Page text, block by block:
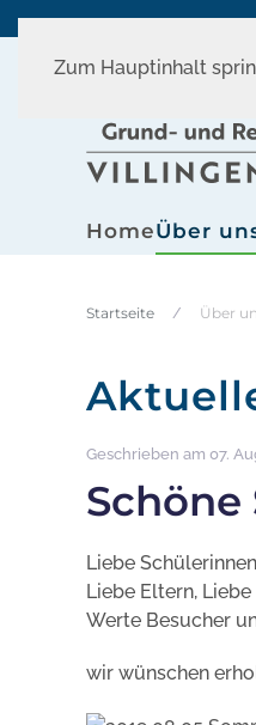
Zum Hauptinhalt
HomeÜber
Startseite Über
Geschrieben am 07.
Liebe
Liebe Eltern,
Werte Besucher
wir wünschen